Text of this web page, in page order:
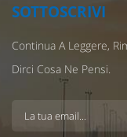
SOTTOSCRIVI
Continua A Leggere,
Dirci Cosa Ne Pensi.